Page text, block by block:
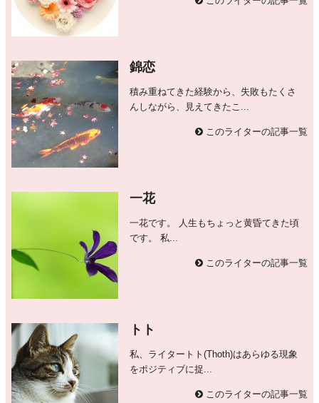
錦恋
積み重ねてきた経験から、失敗もたくさ
んしながら、見えてきたこ...
このライターの記事一覧
一花
一花です。 人生もちょっと黄昏てきた頃
です。 私...
このライターの記事一覧
トト
私、ライタートト(Thoth)はあらゆる現象
をポジティブに捉...
このライターの記事一覧